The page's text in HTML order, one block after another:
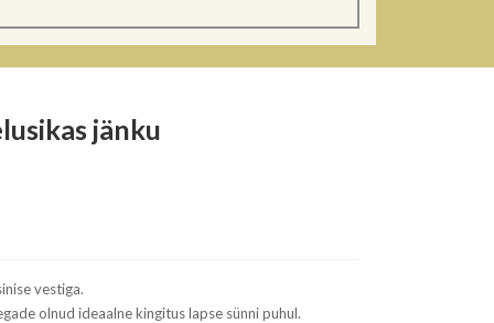
jänku
vestiga.
olnud ideaalne kingitus lapse sünni puhul.